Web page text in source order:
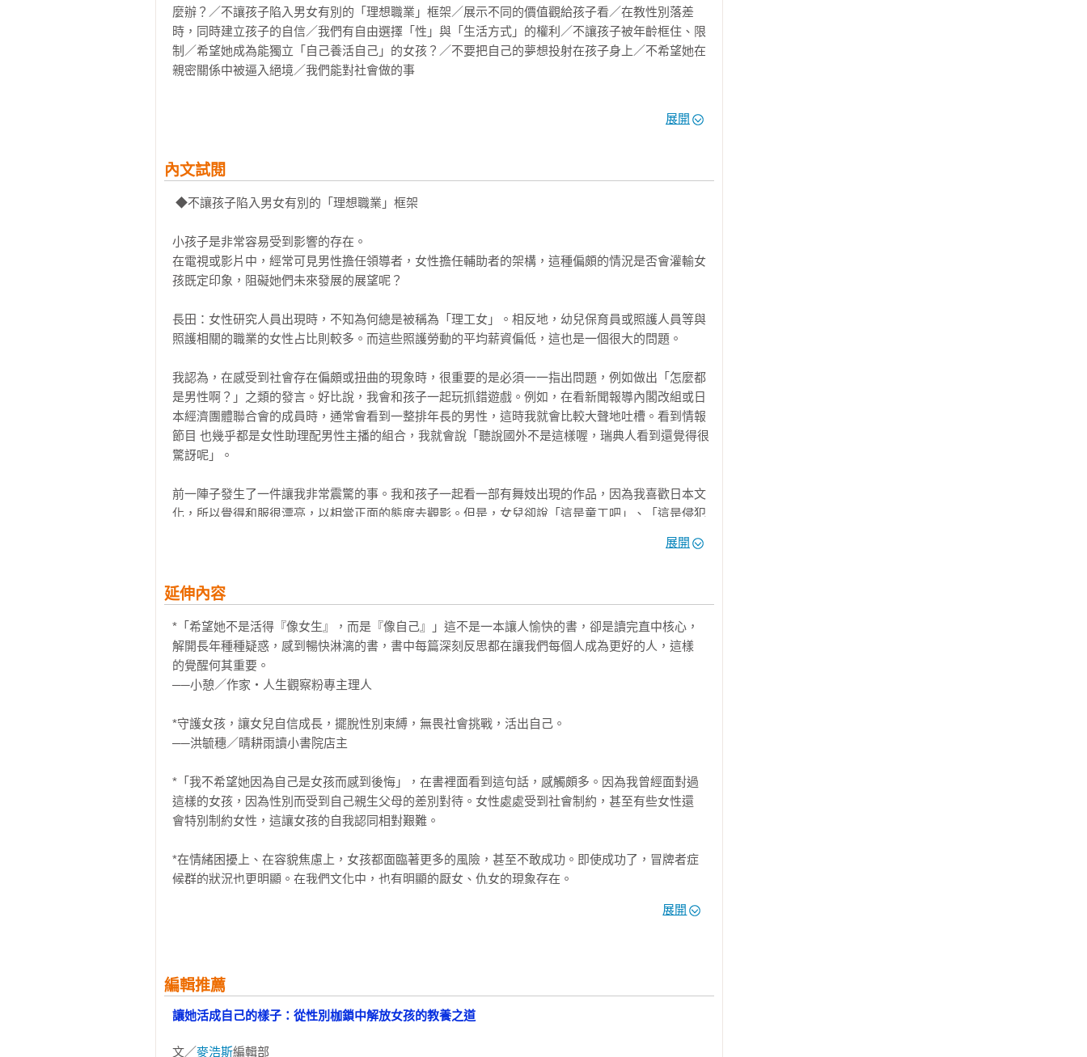
麼辦？／不讓孩子陷入男女有別的「理想職業」框架／展示不同的價值觀給孩子看／在教性別落差
時，同時建立孩子的自信／我們有自由選擇「性」與「生活方式」的權利／不讓孩子被年齡框住、限
制／希望她成為能獨立「自己養活自己」的女孩？／不要把自己的夢想投射在孩子身上／不希望她在
親密關係中被逼入絕境／我們能對社會做的事
從小就被外貌所困／理解孩子想減肥的心理／讚美外貌也可能造成負面影響／當其他人評論孩子的外
準強加於人的社會 ／存在多元社群，各自擁有不同的美麗／孩子說想整形時該怎麼辦／飲食障礙的背
方法／強加美的標準於眾人之上的媒體之罪／家長自己要擺脫根深蒂固的外貌主義
第4章・透過性教育，希望她懂得珍惜自己，也尊重他人
如何開始性教育 ／具體該怎麼教？／性教育的適齡與內容／同意的重要性：說「不」不等於「討厭
你」／面對孩子遭遇性暴力時的應對方式／自衛與憤怒，我們有生氣的權利／青少女真實的性煩惱／
第5章・想保護孩子免於社群網路與網路的威脅
很容易洩漏密碼與個人資訊／家長必學：社群網路霸凌／如何保護孩子不遭受網路上的性暴力／線上
性誘騙（Grooming）的危險性／兒童傳送私密照性影像，要求傳送照片的人也可能是同學／不要將孩
子的照片上傳至社群網路——提升家長的資訊素養／推薦的功能與App
第6章・希望無論是何種性向，你都能感受到被愛
不該說的話／孩子出櫃後能讓孩子安心的話／如何讓家庭成為一個安全的避風港
之外的選擇／當孩子遭到霸凌／當孩子霸凌了別人／創造低壓力的家庭環境：生氣的兩種替代方式／
第8章・想培養出面對逆境百折不撓的心理韌性
不評斷孩子，接受孩子說的話／透過「再評估」，擺脫負面情緒的控制／如何培養心靈的復原能力
「心理韌性（Resilience）」／對孩子大吼或反應過度之後該怎麼辦／當我們對孩子的成功過度執著時
這些訊號／如何說服孩子去心理諮商／如何挑選好的心理諮商師／其他可用資源：保健所或健康中心
展開
內文試閱
◆不讓孩子陷入男女有別的「理想職業」框架
小孩子是非常容易受到影響的存在。
在電視或影片中，經常可見男性擔任領導者，女性擔任輔助者的架構，這種偏頗的情況是否會灌輸女
孩既定印象，阻礙她們未來發展的展望呢？
長田：女性研究人員出現時，不知為何總是被稱為「理工女」。相反地，幼兒保育員或照護人員等與
照護相關的職業的女性占比則較多。而這些照護勞動的平均薪資偏低，這也是一個很大的問題。
我認為，在感受到社會存在偏頗或扭曲的現象時，很重要的是必須一一指出問題，例如做出「怎麼都
是男性啊？」之類的發言。好比說，我會和孩子一起玩抓錯遊戲。例如，在看新聞報導內閣改組或日
本經濟團體聯合會的成員時，通常會看到一整排年長的男性，這時我就會比較大聲地吐槽。看到情報
節目 也幾乎都是女性助理配男性主播的組合，我就會說「聽說國外不是這樣喔，瑞典人看到還覺得很
驚訝呢」。
前一陣子發生了一件讓我非常震驚的事。我和孩子一起看一部有舞妓出現的作品，因為我喜歡日本文
化，所以覺得和服很漂亮，以相當正面的態度去觀影。但是，女兒卻說「這是童工吧」、「這是侵犯
於是我就回答她：「妳說得很對」。孩子的視角反而讓我學到了一課，我真的感到非常驕傲。
另外，我製作了許多貼紙上面印有性暴力受害者中心和家庭暴力諮詢電話專線的特殊簡碼，並四處分
可以打的電話號碼，社會上有很多受害者」。結果就是，孩子知道了有這些地方可以提供諮詢。
犬山：由此可見家長自己學習性別議題、聽演講，或是參與幫助性暴力受害者的活動等展現這些行動
給孩子看的重要性。口頭上的說明固然重要，但家長的實際行動所傳達的力量更大。
身為藝人，同時也是育有三女之母的SHELLY也分享了她的想法：
也應該要討論關於女性的議題。由非當事人來發聲這件事非常重要。
我所想像的未來當事人是我的女兒，所以我絕對不希望她有相同的遭遇，不希望她在相同的環境下感
是為了自己將來可以說嘴，我也會繼續努力下去。
如果我不是女生，我今天也許就不會成為藝人，而是成為律師或科學家吧。我小學四年級前就讀美國
學校時，曾說過「我要成為美國第一位女性總統」。當時的環境是容許我說出這種話的環境。而在進
日本很讓我驚訝的一點，就是女孩和男孩將來的夢想是有別的。女孩的排行榜上是「保育員」、「護
理師」，男孩則是「足球選手」、「棒球選手」。那是誰營造了這種讓孩子不得不如此主張的氛圍
呢？就是大人。
展開
延伸內容
*「希望她不是活得『像女生』，而是『像自己』」這不是一本讓人愉快的書，卻是讀完直中核心，
解開長年種種疑惑，感到暢快淋漓的書，書中每篇深刻反思都在讓我們每個人成為更好的人，這樣
的覺醒何其重要。
──小憩／作家‧人生觀察粉專主理人
*守護女孩，讓女兒自信成長，擺脫性別束縛，無畏社會挑戰，活出自己。
──洪毓穗／晴耕雨讀小書院店主
*「我不希望她因為自己是女孩而感到後悔」，在書裡面看到這句話，感觸頗多。因為我曾經面對過
這樣的女孩，因為性別而受到自己親生父母的差別對待。女性處處受到社會制約，甚至有些女性還
會特別制約女性，這讓女孩的自我認同相對艱難。
*在情緒困擾上、在容貌焦慮上，女孩都面臨著更多的風險，甚至不敢成功。即使成功了，冒牌者症
候群的狀況也更明顯。在我們文化中，也有明顯的厭女、仇女的現象存在。
*父母對於女孩成長的困境，並未充分意識，這也導致了父母經常高估女孩的心理健康。換言之，如
──洪仲清／臨床心理師
*如果在成長過程中，能有這樣的書就太好了。身為一個女孩，活著到底有多不容易呢，這本書殘酷
一個女孩的引路人。
展開
編輯推薦
讓她活成自己的樣子：從性別枷鎖中解放女孩的教養之道
文／麥浩斯編輯部